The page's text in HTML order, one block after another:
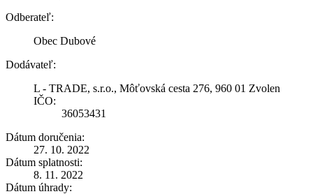
Odberateľ:
Obec Dubové
Dodávateľ:
L - TRADE, s.r.o., Môťovská cesta 276, 960 01 Zvolen
IČO:
36053431
Dátum doručenia:
27. 10. 2022
Dátum splatnosti:
8. 11. 2022
Dátum úhrady: